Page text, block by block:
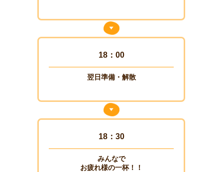
18：00
翌日準備・解散
18：30
みんなで
お疲れ様の一杯！！